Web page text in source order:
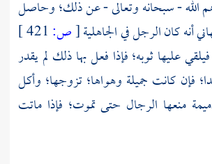
الله - سبحانه وتعالى - عن ذلك؛ وحاصل
أنه كان الرجل في الجاهلية[ص:
عليها ثوبه؛ فإذا فعل بها ذلك لم يقدر
فإن كانت جميلة وهواها؛ تزوجها؛ وأكل
منعها الرجال حتى تموت؛ فإذا ماتت